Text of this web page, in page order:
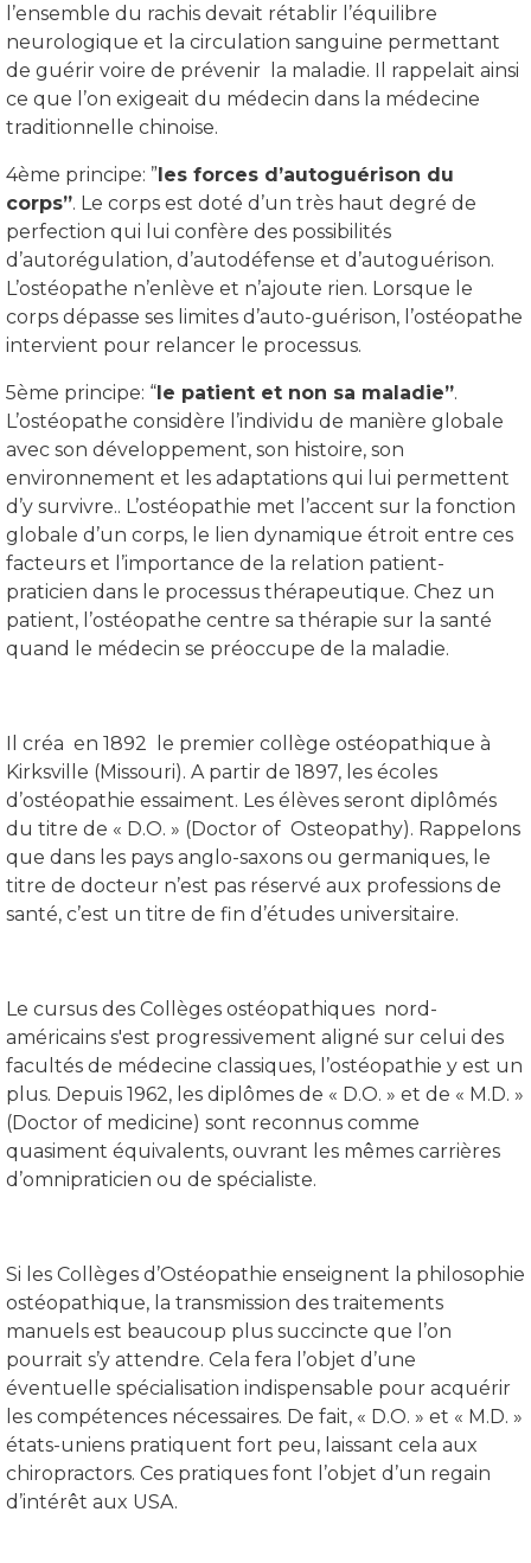
l’ensemble du rachis devait rétablir l’équilibre
neurologique et la circulation sanguine permettant
de guérir voire de prévenir la maladie. Il rappelait ainsi
ce que l’on exigeait du médecin dans la médecine
traditionnelle chinoise.
4ème principe: ”les forces d’autoguérison du
corps”. Le corps est doté d’un très haut degré de
perfection qui lui confère des possibilités
d’autorégulation, d’autodéfense et d’autoguérison.
L’ostéopathe n’enlève et n’ajoute rien. Lorsque le
corps dépasse ses limites d’auto-guérison, l’ostéopathe
intervient pour relancer le processus.
5ème principe: “le patient et non sa maladie”.
L’ostéopathe considère l’individu de manière globale
avec son développement, son histoire, son
environnement et les adaptations qui lui permettent
d’y survivre.. L’ostéopathie met l’accent sur la fonction
globale d’un corps, le lien dynamique étroit entre ces
facteurs et l’importance de la relation patient-
praticien dans le processus thérapeutique. Chez un
patient, l’ostéopathe centre sa thérapie sur la santé
quand le médecin se préoccupe de la maladie.
Il créa en 1892 le premier collège ostéopathique à
Kirksville (Missouri). A partir de 1897, les écoles
d’ostéopathie essaiment. Les élèves seront diplômés
du titre de « D.O. » (Doctor of Osteopathy). Rappelons
que dans les pays anglo-saxons ou germaniques, le
titre de docteur n’est pas réservé aux professions de
santé, c’est un titre de fin d’études universitaire.
Le cursus des Collèges ostéopathiques nord-
américains s'est progressivement aligné sur celui des
facultés de médecine classiques, l’ostéopathie y est un
plus. Depuis 1962, les diplômes de « D.O. » et de « M.D. »
(Doctor of medicine) sont reconnus comme
quasiment équivalents, ouvrant les mêmes carrières
d’omnipraticien ou de spécialiste.
Si les Collèges d’Ostéopathie enseignent la philosophie
ostéopathique, la transmission des traitements
manuels est beaucoup plus succincte que l’on
pourrait s’y attendre. Cela fera l’objet d’une
éventuelle spécialisation indispensable pour acquérir
les compétences nécessaires. De fait, « D.O. » et « M.D. »
états-uniens pratiquent fort peu, laissant cela aux
chiropractors. Ces pratiques font l’objet d’un regain
d’intérêt aux USA.